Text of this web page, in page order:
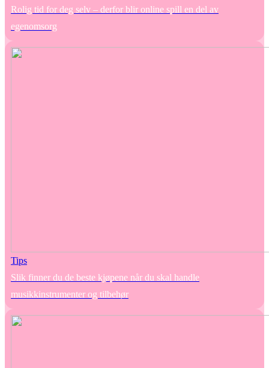
Rolig tid for deg selv – derfor blir online spill en del av
egenomsorg
Tips
Slik finner du de beste kjøpene når du skal handle
musikkinstrumenter og tilbehør